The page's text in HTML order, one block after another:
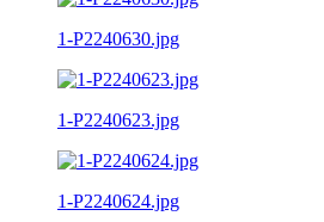
1-P2240630.jpg
1-P2240623.jpg
1-P2240624.jpg